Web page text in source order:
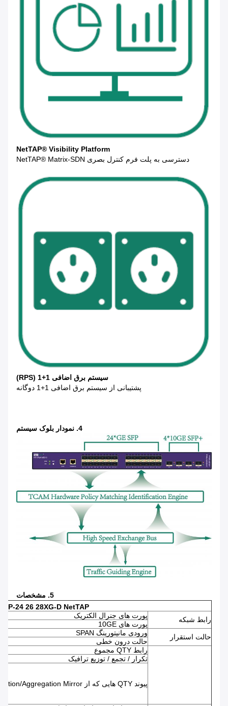
NetTAP® Visibility Platform
دسترسی به پلت فرم کنترل بصری NetTAP® Matrix-SDN
سیستم برق اضافی 1+1 (RPS)
پشتیبانی از سیستم برق اضافی 1+1 دوگانه
4. نمودار بلوک سیستم
5. مشخصات
24 26 28XG-D NetTAP
رابط شبکه
پورت های جنرال الکتریک
پورت های 10GE
حالت استقرار
ورودی مانیتورینگ SPAN
حالت درون خطی
رابط QTY مجموع
تکرار / تجمع / توزیع ترافیک
پیوند QTY هایی که از Replication/Aggregation Mirror پشتیبانی می کنند